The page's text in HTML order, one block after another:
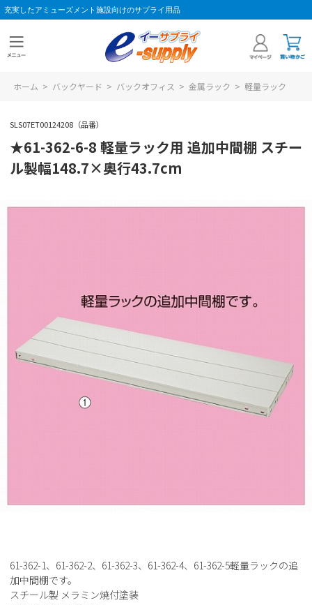
充実したアミューズメント施設向けのサプライ用品
ホーム > バックヤード > バックオフィス > 金属ラック > 軽量ラック
SLS07ET00124208（品番）
★61-362-6-8 軽量ラック用 追加中間棚 スチー
ル製幅148.7×奥行43.7cm
61-362-1、61-362-2、61-362-3、61-362-4、61-362-5軽量ラックの追
加中間棚です。
スチール製 メラミン焼付塗装